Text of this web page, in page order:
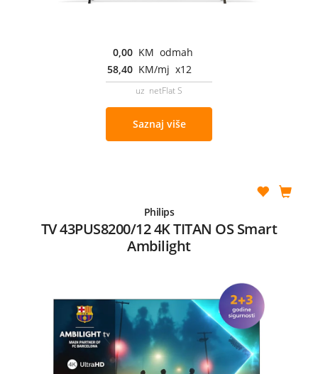
0,00 KM odmah
58,40 KM/mj x12
uz netFlat S
Saznaj više
Philips
TV 43PUS8200/12 4K TITAN OS Smart
Ambilight